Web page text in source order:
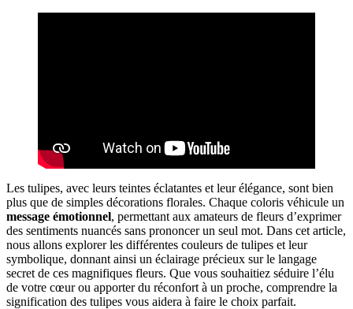
Les tulipes, avec leurs teintes éclatantes et leur élégance, sont bien
plus que de simples décorations florales. Chaque coloris véhicule un
message émotionnel, permettant aux amateurs de fleurs d’exprimer
des sentiments nuancés sans prononcer un seul mot. Dans cet article,
nous allons explorer les différentes couleurs de tulipes et leur
symbolique, donnant ainsi un éclairage précieux sur le langage
secret de ces magnifiques fleurs. Que vous souhaitiez séduire l’élu
de votre cœur ou apporter du réconfort à un proche, comprendre la
signification des tulipes vous aidera à faire le choix parfait.